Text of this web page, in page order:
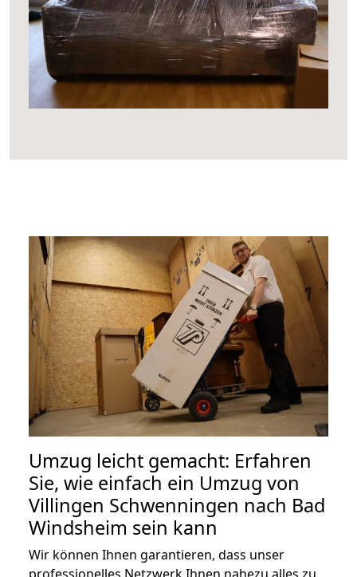
Umzug leicht gemacht: Erfahren
Sie, wie einfach ein Umzug von
Villingen Schwenningen nach Bad
Windsheim sein kann
Wir können Ihnen garantieren, dass unser
professionelles Netzwerk Ihnen nahezu alles zu